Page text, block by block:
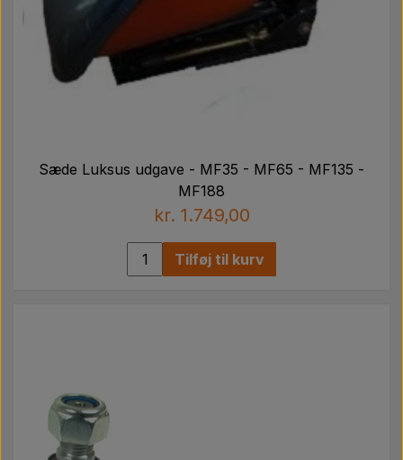
Sæde Luksus udgave - MF35 - MF65 - MF135 -
MF188
kr. 1.749,00
Tilføj til kurv